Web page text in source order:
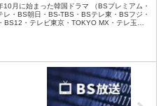
10月に始まった韓国ドラマ （BSプレミアム・
レ・BS朝日・BS-TBS・BSテレ東・BSフジ・
BS12・テレビ東京・TOKYO MX・テレ玉・